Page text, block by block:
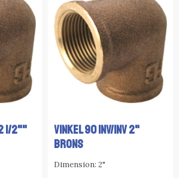
1/2""
VINKEL 90 INV/INV 2"
BRONS
Dimension: 2"